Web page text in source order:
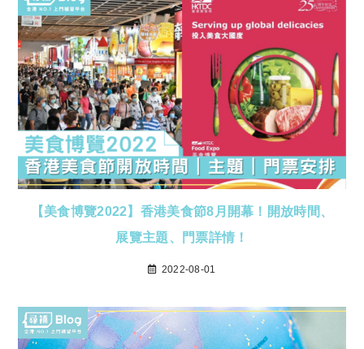
【美食博覽2022】香港美食節8月開幕！開放時間、
展覽主題、門票詳情！
2022-08-01